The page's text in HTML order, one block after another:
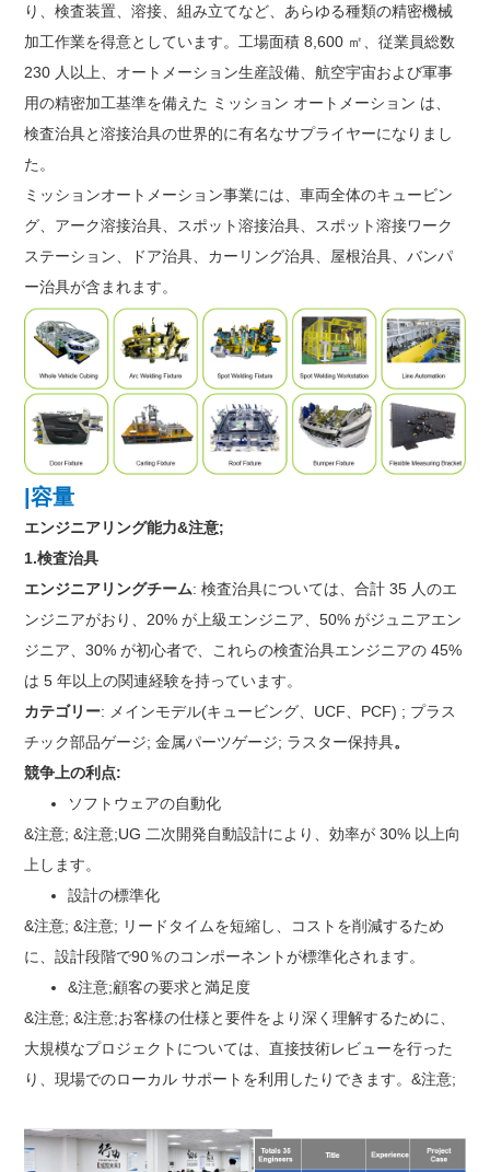
り、検査装置、溶接、組み立てなど、あらゆる種類の精密機械
加工作業を得意としています。工場面積 8,600 ㎡、従業員総数
230 人以上、オートメーション生産設備、航空宇宙および軍事
用の精密加工基準を備えた ミッション オートメーション は、
検査治具と溶接治具の世界的に有名なサプライヤーになりまし
た。
ミッションオートメーション事業には、車両全体のキュービン
グ、アーク溶接治具、スポット溶接治具、スポット溶接ワーク
ステーション、ドア治具、カーリング治具、屋根治具、バンパ
ー治具が含まれます。
|容量
エンジニアリング能力&注意;
1.検査治具
エンジニアリングチーム: 検査治具については、合計 35 人のエ
ンジニアがおり、20% が上級エンジニア、50% がジュニアエン
ジニア、30% が初心者で、これらの検査治具エンジニアの 45%
は 5 年以上の関連経験を持っています。
カテゴリー: メインモデル(キュービング、UCF、PCF) ; プラス
チック部品ゲージ; 金属パーツゲージ; ラスター保持具。
競争上の利点:
ソフトウェアの自動化
&注意; &注意;UG 二次開発自動設計により、効率が 30% 以上向
上します。
設計の標準化
&注意; &注意; リードタイムを短縮し、コストを削減するため
に、設計段階で90％のコンポーネントが標準化されます。
&注意;顧客の要求と満足度
&注意; &注意;お客様の仕様と要件をより深く理解するために、
大規模なプロジェクトについては、直接技術レビューを行った
り、現場でのローカル サポートを利用したりできます。&注意;